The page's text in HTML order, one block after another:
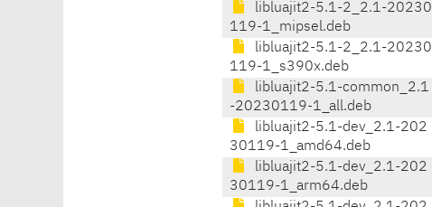
libluajit2-5.1-2_2.1-20230
119-1_mipsel.deb
libluajit2-5.1-2_2.1-20230
119-1_s390x.deb
libluajit2-5.1-common_2.1
-20230119-1_all.deb
libluajit2-5.1-dev_2.1-202
30119-1_amd64.deb
libluajit2-5.1-dev_2.1-202
30119-1_arm64.deb